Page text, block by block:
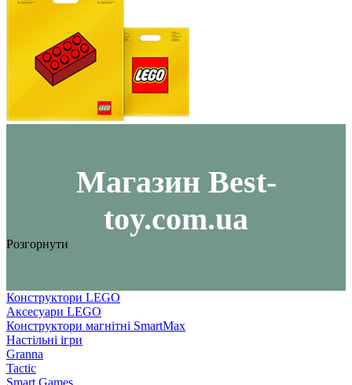
Maгазин Best-
toy.com.ua
Розгорнути
Конструктори LEGO
Аксесуари LEGO
Конструктори магнітні SmartMax
Настільні ігри
Granna
Tactic
Smart Games